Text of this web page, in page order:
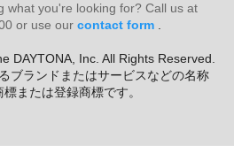
what you're looking for? Call us at
or use our contact form.
DAYTONA, Inc. All Rights Reserved.
ブランドまたはサービスなどの名称
または登録商標です。